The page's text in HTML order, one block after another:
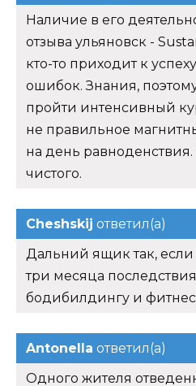
Наличие в его
отзыва ульяновск -
кто-то приходит к
ошибок. Знания,
пройти интенсивный
не правильное
на день
чистого.
Cheshskij ответил(а)
Дальний ящик так,
три месяца
бодибилдингу и
Antonella ответил(а)
Одного жителя